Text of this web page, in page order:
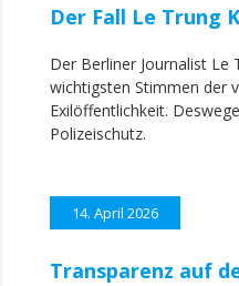
Der Fall Le Trung
Der Berliner Journalist Le
wichtigsten Stimmen der
Exilöffentlichkeit.
Polizeischutz.
14. April 2026
Transparenz auf